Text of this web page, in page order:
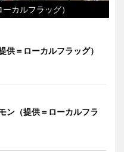
カルフラッグ）
供＝ローカルフラッグ）
ン（提供＝ローカルフラ